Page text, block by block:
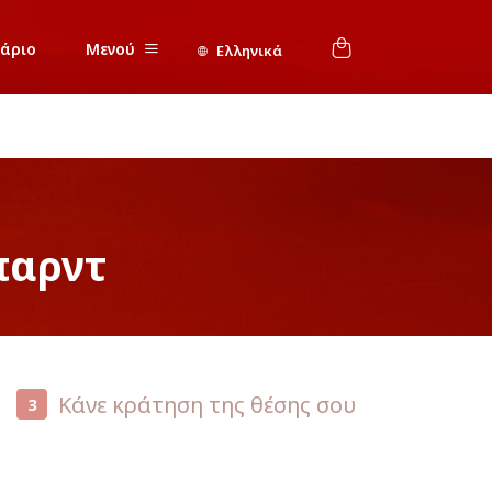
Μενού Ελληνικά
3 Κάνε κράτηση της θέσης σου